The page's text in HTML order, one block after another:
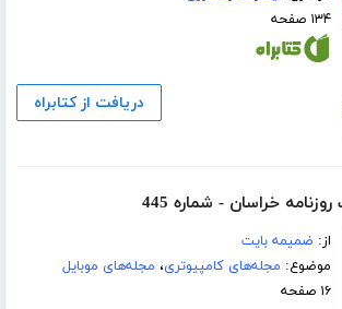
۱۳۴ صفحه
دریافت از کتابراه
خراسان - شماره 445
از: ضمیمه بایت
موضوع: مجله‌های کامپیوتری، مجله‌های موبایل
۱۶ صفحه